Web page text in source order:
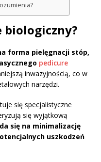
biologiczny?
forma pielęgnacji stóp,
pedicure
inwazyjnością, co w
narzędzi.
się specjalistyczne
się wyjątkową
się na minimalizację
uszkodzeń